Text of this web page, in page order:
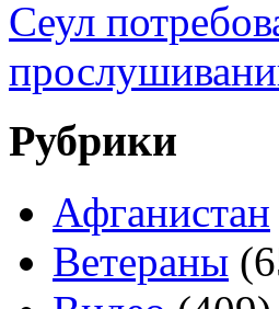
Сеул
Рубрики
Афганистан
Ветераны